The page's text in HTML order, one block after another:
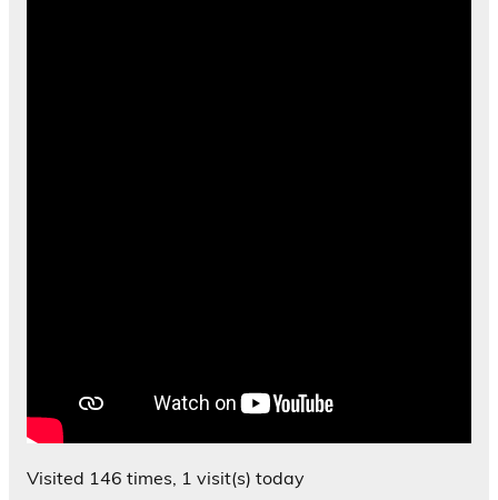
Visited 146 times, 1 visit(s) today